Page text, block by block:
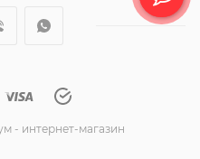
- интернет-магазин